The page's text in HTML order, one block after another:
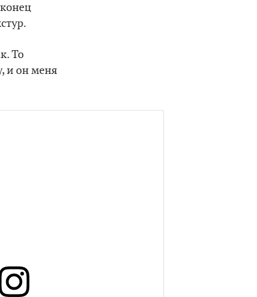
То
и он меня